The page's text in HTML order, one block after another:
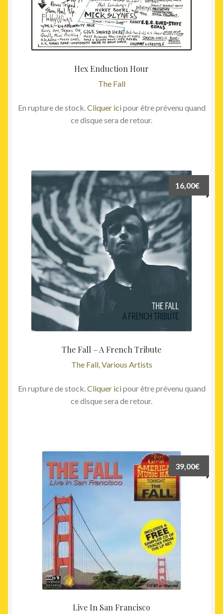
Hex Enduction Hour
The Fall
En rupture de stock.Cliquer icipour être prévenu quand
ce disque sera de retour.
The Fall – A French Tribute
The Fall, Various Artists
16,00€
En rupture de stock.Cliquer icipour être prévenu quand
ce disque sera de retour.
Live In San Francisco
39,00€